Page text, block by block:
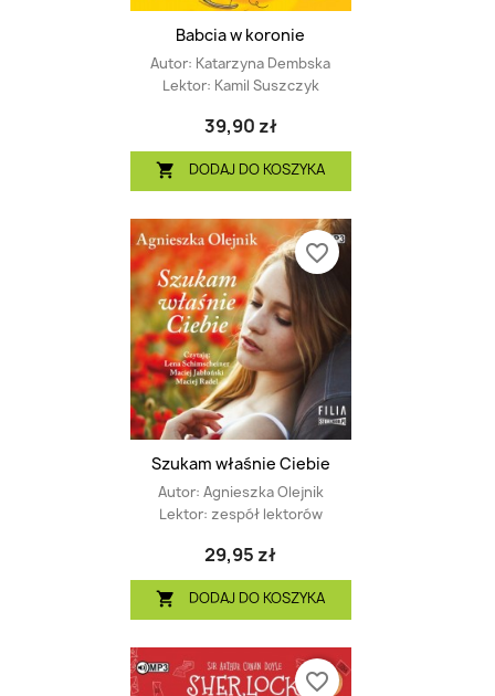
Babcia w koronie
Autor: Katarzyna Dembska
Lektor: Kamil Suszczyk
39,90 zł
 DODAJ DO KOSZYKA
Szukam właśnie Ciebie
Autor: Agnieszka Olejnik
Lektor: zespół lektorów
29,95 zł
 DODAJ DO KOSZYKA
favorite_border
favorite_border